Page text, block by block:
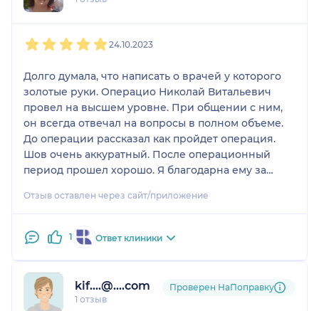
Хочу выразить Вам
что Вы для меня
сделали. Спасибо за
операцию, за
высочайший
профессионализм и
мастерство, за Ваши
золотые руки и доброе
сердце, всегда готовое
помочь. Пусть всё
добро, которое Вы
пациентам, вернется
Здоровья Вам,
благополучия и
успехов в Вашей
24.10.2023
Долго думала, что написать о врачей у которого
золотые руки. Операцио Николай Витальевич
провел на высшем уровне. При общении с ним,
он всегда отвечал на вопросы в полном объеме.
До операции рассказал как пройдет операция.
Шов очень аккуратный. После операционный
период прошел хорошо. Я благодарна ему за
профессионализм и золотые руки.
Отзыв оставлен через сайт/приложение
1 Ответ клиники
kif....@....com
1 отзыв
Проверен НаПоправку